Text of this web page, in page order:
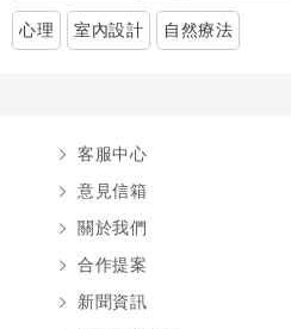
心理 室內設計 自然療法
客服中心
意見信箱
關於我們
合作提案
新聞資訊